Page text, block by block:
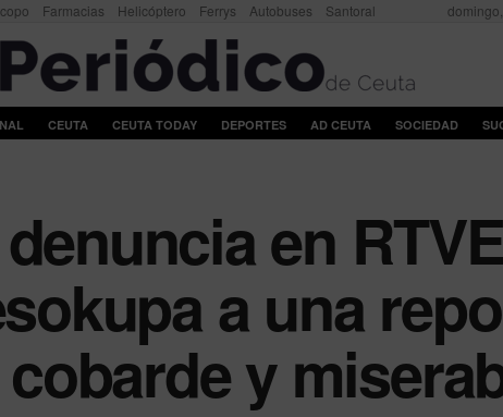
Farmacias Helicóptero Ferrys Autobuses Santoral
CEUTA CEUTA TODAY DEPORTES AD CEUTA SOCIEDAD
en
a una
y